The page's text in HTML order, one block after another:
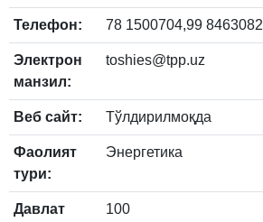
Телефон: 78 1500704,99 8463082
Электрон
манзил:
toshies@tpp.uz
Веб сайт: Тўлдирилмоқда
Фаолият
тури:
Энергетика
Давлат
100